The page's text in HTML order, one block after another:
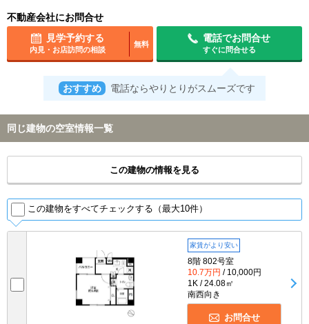
不動産会社にお問合せ
見学予約する
内見・お店訪問の相談
無料
電話でお問合せ
すぐに問合せる
おすすめ 電話ならやりとりがスムーズです
同じ建物の空室情報一覧
この建物の情報を見る
この建物をすべてチェックする（最大10件）
家賃がより安い
8階 802号室
10.7万円 / 10,000円
1K / 24.08㎡
南西向き
お問合せ